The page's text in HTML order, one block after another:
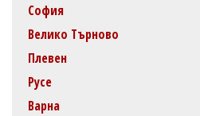
София
Велико Търново
Плевен
Русе
Варна